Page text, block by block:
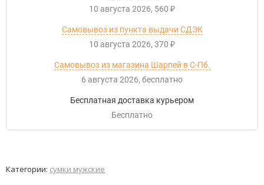
10 августа 2026 560 ₽
Самовывоз из пункта выдачи СДЭК
10 августа 2026 370 ₽
Самовывоз из магазина Шарпей в С-Пб.
6 августа 2026
Бесплатно
Бесплатная доставка курьером
Бесплатно
Категории: сумки мужские